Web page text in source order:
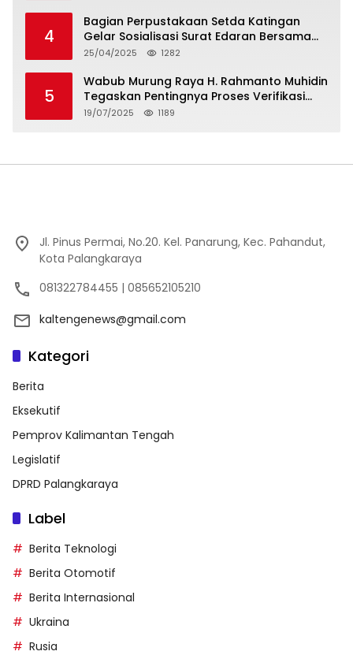
4
Bagian Perpustakaan Setda Katingan
Gelar Sosialisasi Surat Edaran Bersama
Tentang Budaya Literasi Membaca
25/04/2025 1282
5
Wabub Murung Raya H. Rahmanto Muhidin
Tegaskan Pentingnya Proses Verifikasi
Penerima Manfaat Program Kartu Hebat
19/07/2025 1189
Jl. Pinus Permai, No.20. Kel. Panarung, Kec. Pahandut,
Kota Palangkaraya
081322784455 | 085652105210
kaltengenews@gmail.com
Kategori
Berita
Eksekutif
Pemprov Kalimantan Tengah
Legislatif
DPRD Palangkaraya
Label
Berita Teknologi
Berita Otomotif
Berita Internasional
Ukraina
Rusia